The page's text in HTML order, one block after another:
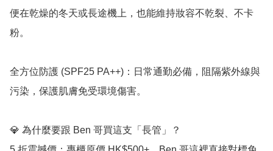
便在乾燥的冬天或長途機上，也能維持妝容不乾裂、不卡
粉。
全方位防護 (SPF25 PA++)：日常通勤必備，阻隔紫外線與
污染，保護肌膚免受環境傷害。
💎 為什麼要跟 Ben 哥買這支「長管」？